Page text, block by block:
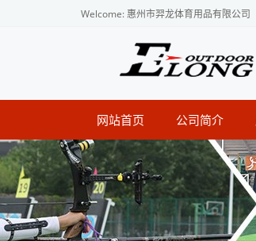
Welcome: 惠州市羿龙体育用品有限公司
网站首页 公司简介